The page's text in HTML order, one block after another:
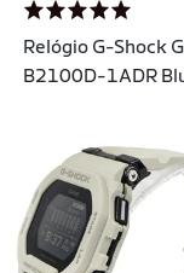
Relógio G-Shock
B2100D-1ADR